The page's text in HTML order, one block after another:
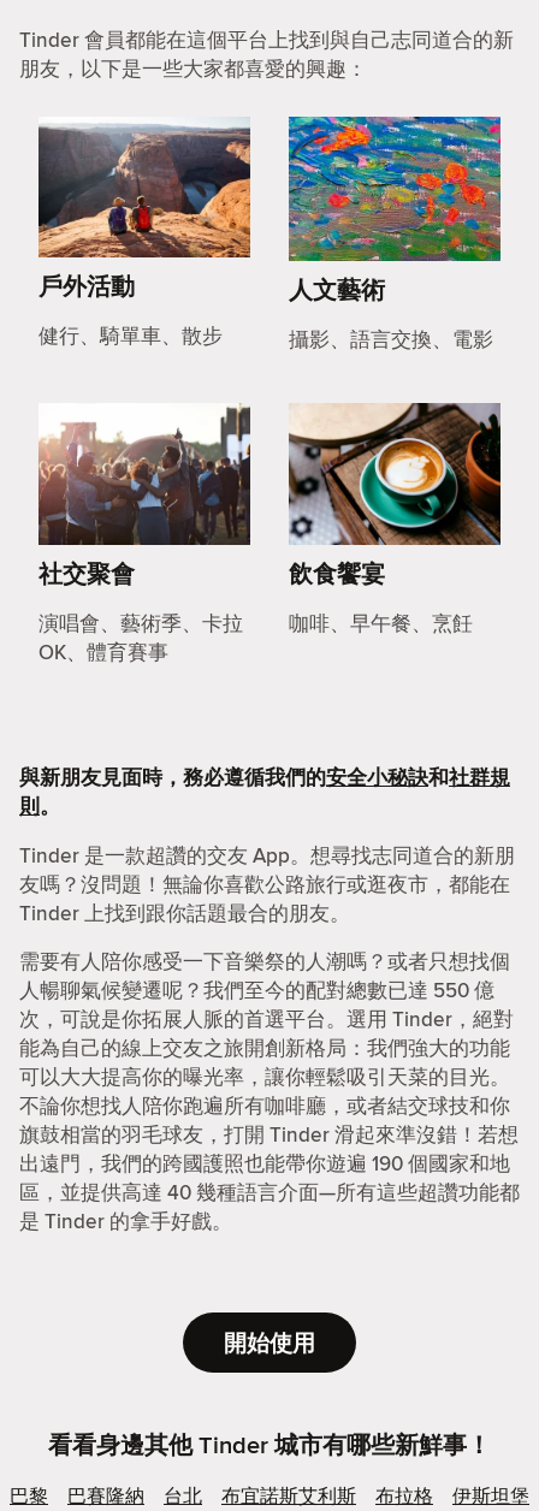
Tinder 會員都能在這個平台上找到與自己志同道合的新
朋友，以下是一些大家都喜愛的興趣：
戶外活動
健行、騎單車、散步
人文藝術
攝影、語言交換、電影
社交聚會
演唱會、藝術季、卡拉
OK、體育賽事
飲食饗宴
咖啡、早午餐、烹飪
與新朋友見面時，務必遵循我們的安全小秘訣和社群規
則。
Tinder 是一款超讚的交友 App。想尋找志同道合的新朋
友嗎？沒問題！無論你喜歡公路旅行或逛夜市，都能在
Tinder 上找到跟你話題最合的朋友。
需要有人陪你感受一下音樂祭的人潮嗎？或者只想找個
人暢聊氣候變遷呢？我們至今的配對總數已達 550 億
次，可說是你拓展人脈的首選平台。選用 Tinder，絕對
能為自己的線上交友之旅開創新格局：我們強大的功能
可以大大提高你的曝光率，讓你輕鬆吸引天菜的目光。
不論你想找人陪你跑遍所有咖啡廳，或者結交球技和你
旗鼓相當的羽毛球友，打開 Tinder 滑起來準沒錯！若想
出遠門，我們的跨國護照也能帶你遊遍 190 個國家和地
區，並提供高達 40 幾種語言介面—所有這些超讚功能都
是 Tinder 的拿手好戲。
開始使用
看看身邊其他 Tinder 城市有哪些新鮮事！
巴黎 巴賽隆納 台北 布宜諾斯艾利斯 布拉格
伊斯坦堡